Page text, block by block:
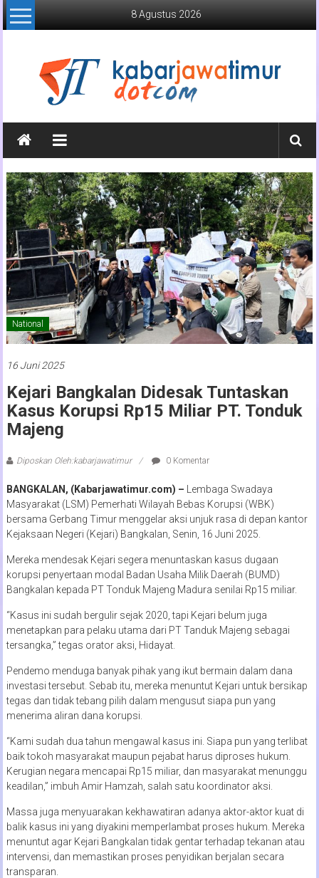
Lompat
ke
8 Agustus 2026
Kabar
Jawa
Timur
Media
Online
Jawa
Timur
National
16 Juni 2025
Kejari Bangkalan Didesak Tuntaskan
Kasus Korupsi Rp15 Miliar PT. Tonduk
Majeng
Diposkan Oleh:kabarjawatimur 0 Komentar
BANGKALAN, (Kabarjawatimur.com) –
Lembaga Swadaya
Masyarakat (LSM) Pemerhati Wilayah Bebas Korupsi (WBK)
bersama Gerbang Timur menggelar aksi unjuk rasa di depan kantor
Kejaksaan Negeri (Kejari) Bangkalan, Senin, 16 Juni 2025.
Mereka mendesak Kejari segera menuntaskan kasus dugaan
korupsi penyertaan modal Badan Usaha Milik Daerah (BUMD)
Bangkalan kepada PT Tonduk Majeng Madura senilai Rp15 miliar.
“Kasus ini sudah bergulir sejak 2020, tapi Kejari belum juga
menetapkan para pelaku utama dari PT Tanduk Majeng sebagai
tersangka,” tegas orator aksi, Hidayat.
Pendemo menduga banyak pihak yang ikut bermain dalam dana
investasi tersebut. Sebab itu, mereka menuntut Kejari untuk bersikap
tegas dan tidak tebang pilih dalam mengusut siapa pun yang
menerima aliran dana korupsi.
“Kami sudah dua tahun mengawal kasus ini. Siapa pun yang terlibat
baik tokoh masyarakat maupun pejabat harus diproses hukum.
Kerugian negara mencapai Rp15 miliar, dan masyarakat menunggu
keadilan,” imbuh Amir Hamzah, salah satu koordinator aksi.
Massa juga menyuarakan kekhawatiran adanya aktor-aktor kuat di
balik kasus ini yang diyakini memperlambat proses hukum. Mereka
menuntut agar Kejari Bangkalan tidak gentar terhadap tekanan atau
intervensi, dan memastikan proses penyidikan berjalan secara
transparan.